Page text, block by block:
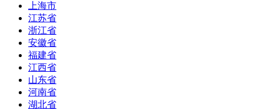
上海市
江苏省
浙江省
安徽省
福建省
江西省
山东省
河南省
湖北省